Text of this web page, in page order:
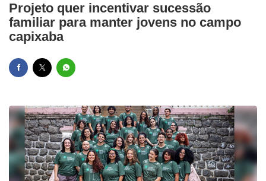
Projeto quer incentivar sucessão
familiar para manter jovens no campo
capixaba